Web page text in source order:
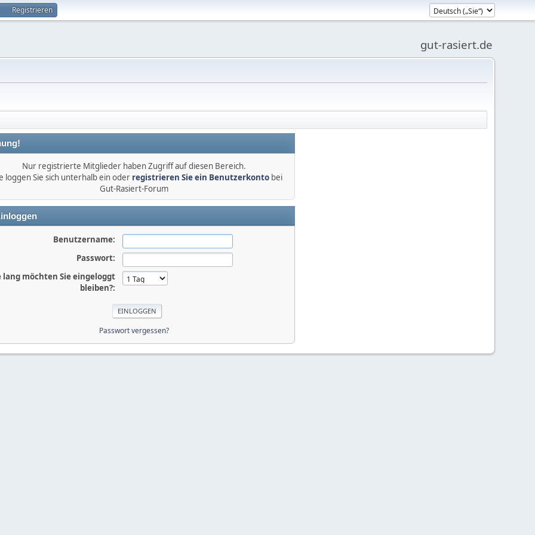
Registrieren
gut-rasiert.de
Nur registrierte Mitglieder haben Zugriff auf diesen Bereich.
loggen Sie sich unterhalb ein oder registrieren Sie ein Benutzerkontobei
Gut-Rasiert-Forum
Benutzername:
Passwort:
lang möchten Sie eingeloggt
bleiben?:
Passwort vergessen?